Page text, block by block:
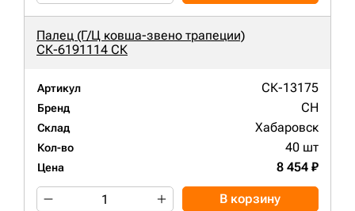
Палец (Г/Ц ковша-звено трапеции)
СК-6191114 СК
Артикул СК-13175
Бренд CH
Склад Хабаровск
Кол-во 40 шт
Цена 8 454 ₽
В корзину